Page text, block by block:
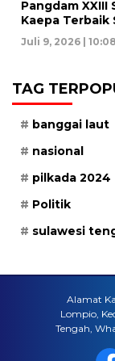
Pangdam
Kaepa Terbaik
Juli 9, 2026 |
TAG
banggai laut
nasional
pilkada 2024
Politik
sulawesi
Alamat
Lompio,
Tengah,